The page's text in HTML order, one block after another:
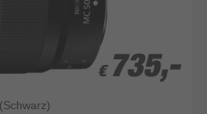
€ 735,-
€ 735,-